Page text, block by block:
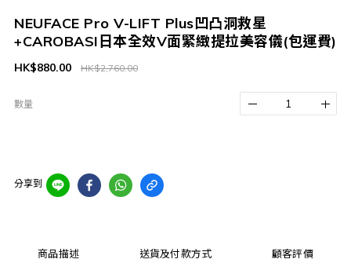
NEUFACE Pro V-LIFT Plus凹凸洞救星
+CAROBASI日本全效V面緊緻提拉美容儀(包運費)
HK$2,760.00
HK$880.00
數量
分享到
商品描述 送貨及付款方式 顧客評價